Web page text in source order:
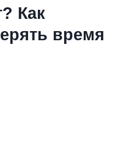
Как
время